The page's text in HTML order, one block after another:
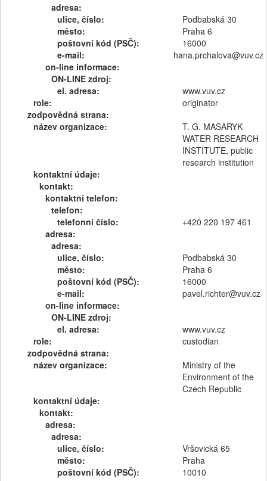
adresa:
ulice, číslo:
Podbabská 30
město:
Praha 6
poštovní kód (PSČ):
16000
e-mail:
hana.prchalova@vuv.cz
on-line informace:
ON-LINE zdroj:
el. adresa:
www.vuv.cz
role:
originator
zodpovědná strana:
název organizace:
T. G. MASARYK
WATER RESEARCH
INSTITUTE, public
research institution
kontaktní údaje:
kontakt:
kontaktní telefon:
telefon:
telefonní číslo:
+420 220 197 461
adresa:
adresa:
ulice, číslo:
Podbabská 30
město:
Praha 6
poštovní kód (PSČ):
16000
e-mail:
pavel.richter@vuv.cz
on-line informace:
ON-LINE zdroj:
el. adresa:
www.vuv.cz
role:
custodian
zodpovědná strana:
název organizace:
Ministry of the
Environment of the
Czech Republic
kontaktní údaje:
kontakt:
adresa:
adresa:
ulice, číslo:
Vršovická 65
město:
Praha
poštovní kód (PSČ):
10010